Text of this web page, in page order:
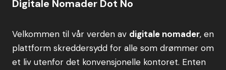
Digitale Nomader Dot No
Velkommen til vår verden av digitale nomader, en
plattform skreddersydd for alle som drømmer om
et liv utenfor det konvensjonelle kontoret. Enten